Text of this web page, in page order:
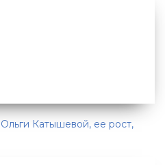
Катышевой, ее рост,